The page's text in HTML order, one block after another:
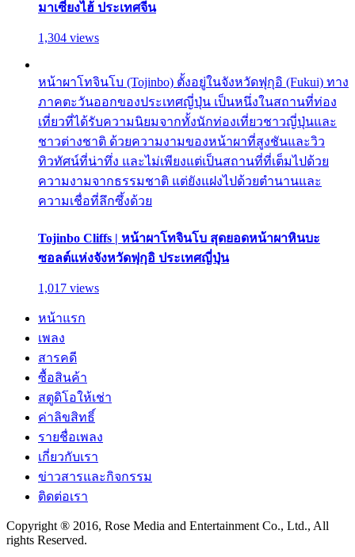
มาเซี่ยงไฮ้ ประเทศจีน
1,304 views
หน้าผาโทจินโบ (Tojinbo) ตั้งอยู่ในจังหวัดฟุกุอิ (Fukui) ทาง
ภาคตะวันออกของประเทศญี่ปุ่น เป็นหนึ่งในสถานที่ท่อง
เที่ยวที่ได้รับความนิยมจากทั้งนักท่องเที่ยวชาวญี่ปุ่นและ
ชาวต่างชาติ ด้วยความงามของหน้าผาที่สูงชันและวิว
ทิวทัศน์ที่น่าทึ่ง และไม่เพียงแต่เป็นสถานที่ที่เต็มไปด้วย
ความงามจากธรรมชาติ แต่ยังแฝงไปด้วยตำนานและ
ความเชื่อที่ลึกซึ้งด้วย
Tojinbo Cliffs | หน้าผาโทจินโบ สุดยอดหน้าผาหินบะ
ซอลต์แห่งจังหวัดฟุกุอิ ประเทศญี่ปุ่น
1,017 views
หน้าแรก
เพลง
สารคดี
ซื้อสินค้า
สตูดิโอให้เช่า
ค่าลิขสิทธิ์
รายชื่อเพลง
เกี่ยวกับเรา
ข่าวสารและกิจกรรม
ติดต่อเรา
Copyright ® 2016, Rose Media and Entertainment Co., Ltd., All
rights Reserved.